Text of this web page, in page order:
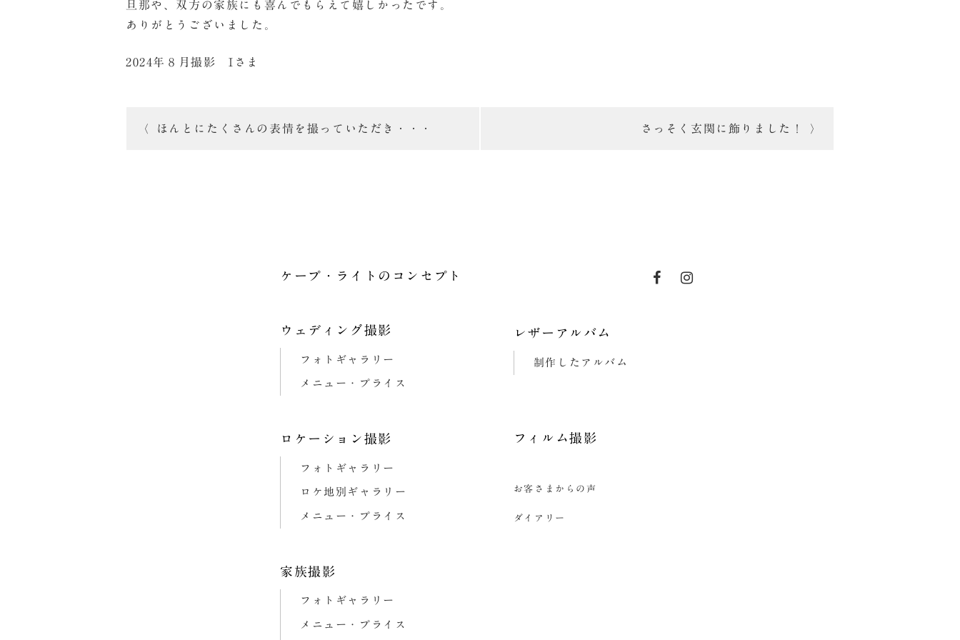
旦那や、双方の家族にも喜んでもらえて嬉しかったです。
ありがとうございました。
2024年８月撮影 Iさま
ほんとにたくさんの表情を撮っていただき・・・ さっそく玄関に飾りました！
ケープ・ライトの コンセプト
ウェディング撮影
フォトギャラリー
メニュー・プライス
ロケーション撮影
フォトギャラリー
ロケ地別ギャラリー
メニュー・プライス
家族撮影
フォトギャラリー
メニュー・プライス
レザーアルバム
制作したアルバム
フィルム撮影
お客さまからの声
ダイアリー